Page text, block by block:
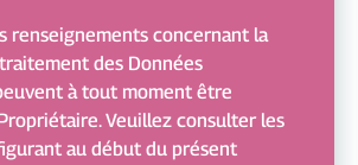
renseignements concernant la
des Données
à tout moment être
Veuillez consulter les
au début du présent